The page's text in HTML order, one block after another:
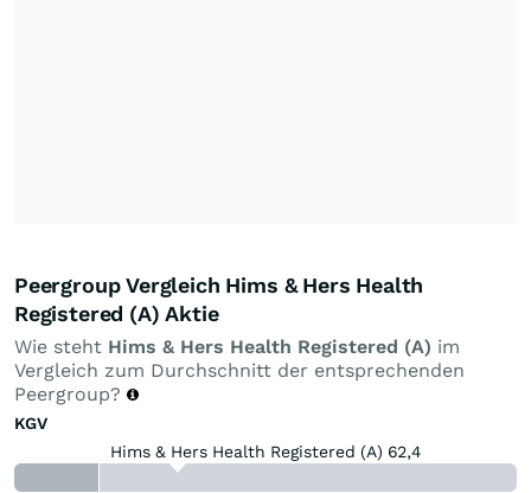
Peergroup Vergleich Hims & Hers Health
Registered (A) Aktie
Wie steht Hims & Hers Health Registered (A) im
Vergleich zum Durchschnitt der entsprechenden
Peergroup?
KGV
Hims & Hers Health Registered (A) 62,4